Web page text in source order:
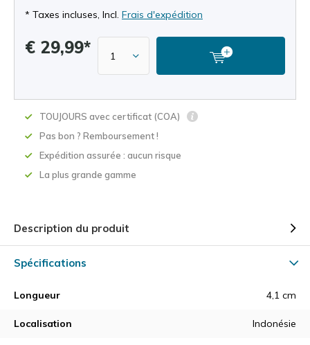
* Taxes incluses, Incl. Frais d'expédition
€ 29,99*
TOUJOURS avec certificat (COA)
Pas bon ? Remboursement !
Expédition assurée : aucun risque
La plus grande gamme
Description du produit
Spécifications
Longueur 4,1 cm
Localisation Indonésie